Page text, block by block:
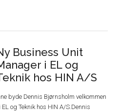
Business Unit
i EL og
hos HIN A/S
byde Dennis Bjørnsholm velkommen
og Teknik hos HIN A/S.Dennis